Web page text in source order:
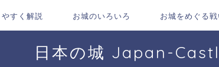
すく解説 お城のいろいろ お城をめぐる戦
日本の城 Japan-